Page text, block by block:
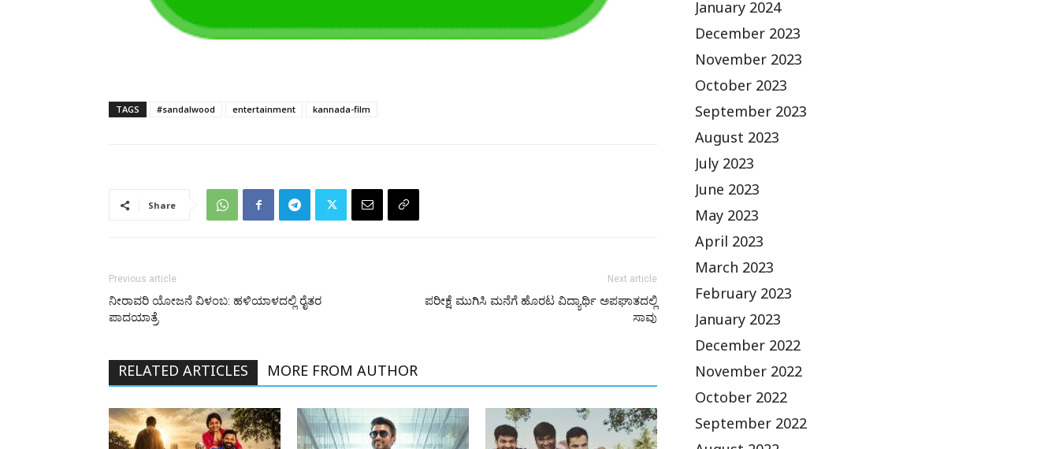
TAGS #sandalwood entertainment kannada-film
Share
Previous article
ನೀರಾವರಿ ಯೋಜನೆ ವಿಳಂಬ: ಹಳಿಯಾಳದಲ್ಲಿ ರೈತರ
ಪಾದಯಾತ್ರೆ
Next article
ಪರೀಕ್ಷೆ ಮುಗಿಸಿ ಮನೆಗೆ ಹೊರಟ ವಿದ್ಯಾರ್ಥಿ ಅಪಘಾತದಲ್ಲಿ
ಸಾವು
RELATED ARTICLES MORE FROM AUTHOR
January 2024
December 2023
November 2023
October 2023
September 2023
August 2023
July 2023
June 2023
May 2023
April 2023
March 2023
February 2023
January 2023
December 2022
November 2022
October 2022
September 2022